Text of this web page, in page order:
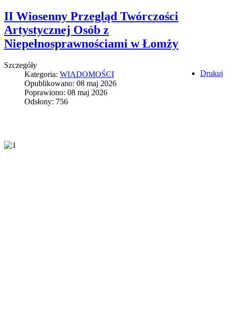
II Wiosenny Przegląd Twórczości
Artystycznej Osób z
Niepełnosprawnościami w Łomży
Drukuj
Szczegóły
Kategoria: WIADOMOŚCI
Opublikowano: 08 maj 2026
Poprawiono: 08 maj 2026
Odsłony: 756